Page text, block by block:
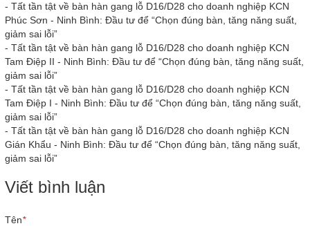
- Tất tần tật về bàn hàn gang lỗ D16/D28 cho doanh nghiệp KCN
Phúc Sơn - Ninh Bình: Đầu tư để “Chọn đúng bàn, tăng năng suất,
giảm sai lỗi”
- Tất tần tật về bàn hàn gang lỗ D16/D28 cho doanh nghiệp KCN
Tam Điệp II - Ninh Bình: Đầu tư để “Chọn đúng bàn, tăng năng suất,
giảm sai lỗi”
- Tất tần tật về bàn hàn gang lỗ D16/D28 cho doanh nghiệp KCN
Tam Điệp I - Ninh Bình: Đầu tư để “Chọn đúng bàn, tăng năng suất,
giảm sai lỗi”
- Tất tần tật về bàn hàn gang lỗ D16/D28 cho doanh nghiệp KCN
Gián Khẩu - Ninh Bình: Đầu tư để “Chọn đúng bàn, tăng năng suất,
giảm sai lỗi”
Viết bình luận
Tên*